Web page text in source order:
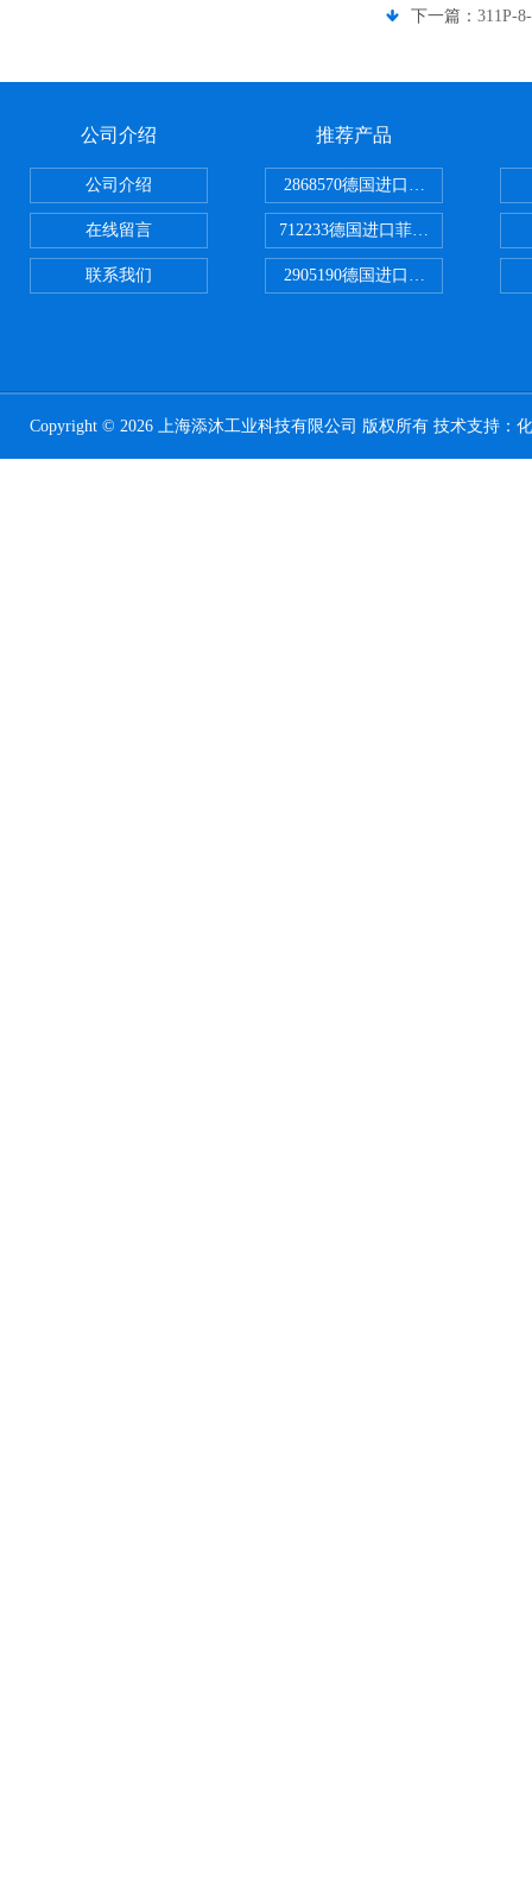
下一篇： 311P-
公司介绍
公司介绍
在线留言
联系我们
推荐产品
2868570德国进口菲尼克斯电源
712233德国进口菲尼克斯断路器
2905190德国进口菲尼克斯继电器
Copyright © 2026 上海添沐工业科技有限公司 版权所有 技术支持：